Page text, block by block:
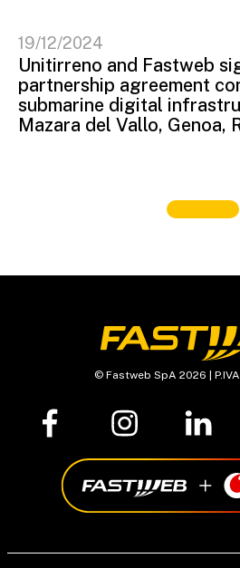
19/12/2024
Unitirreno and Fastweb
partnership agreement
submarine digital
Mazara del Vallo, Genoa,
© Fastweb SpA 2026 |